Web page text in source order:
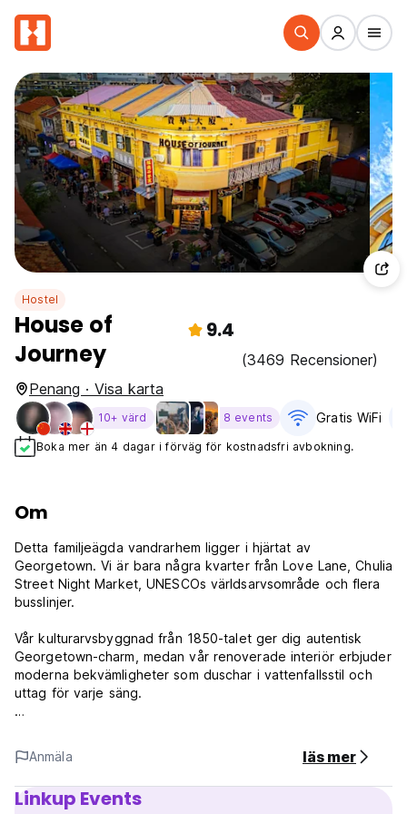
Hostel
House of
Journey
9.4
(3469 Recensioner)
Penang · Visa karta
10+ värd 8 events Gratis WiFi
Boka mer än 4 dagar i förväg för kostnadsfri avbokning.
Om
Detta familjeägda vandrarhem ligger i hjärtat av
Georgetown. Vi är bara några kvarter från Love Lane, Chulia
Street Night Market, UNESCOs världsarvsområde och flera
busslinjer.
Vår kulturarvsbyggnad från 1850-talet ger dig autentisk
Georgetown-charm, medan vår renoverade interiör erbjuder
moderna bekvämligheter som duschar i vattenfallsstil och
uttag för varje säng.
som älskar att hjälpa gästerna att lista ut vad de ska göra i
Penang!
Vandrarhemmet är endast till för resenärer under 45 år som
Anmäla läs mer
Linkup Events